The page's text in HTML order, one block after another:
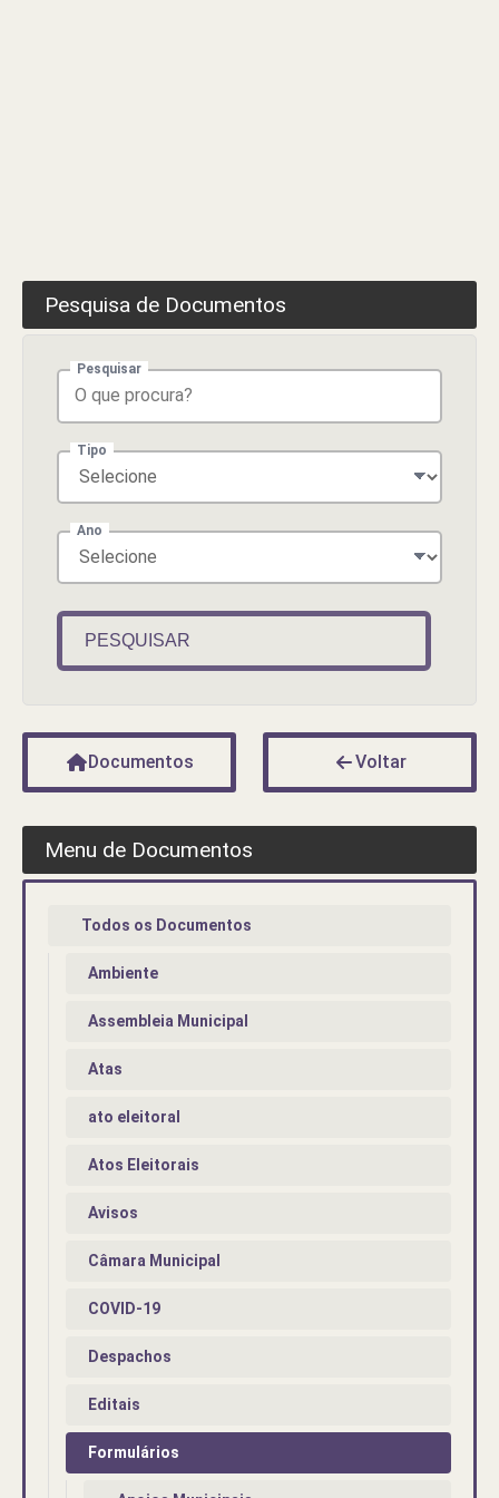
Pesquisa de Documentos
Pesquisar
Tipo
Ano
PESQUISAR
Documentos Voltar
Menu de Documentos
Todos os Documentos
Ambiente
Assembleia Municipal
Atas
ato eleitoral
Atos Eleitorais
Avisos
Câmara Municipal
COVID-19
Despachos
Editais
Formulários